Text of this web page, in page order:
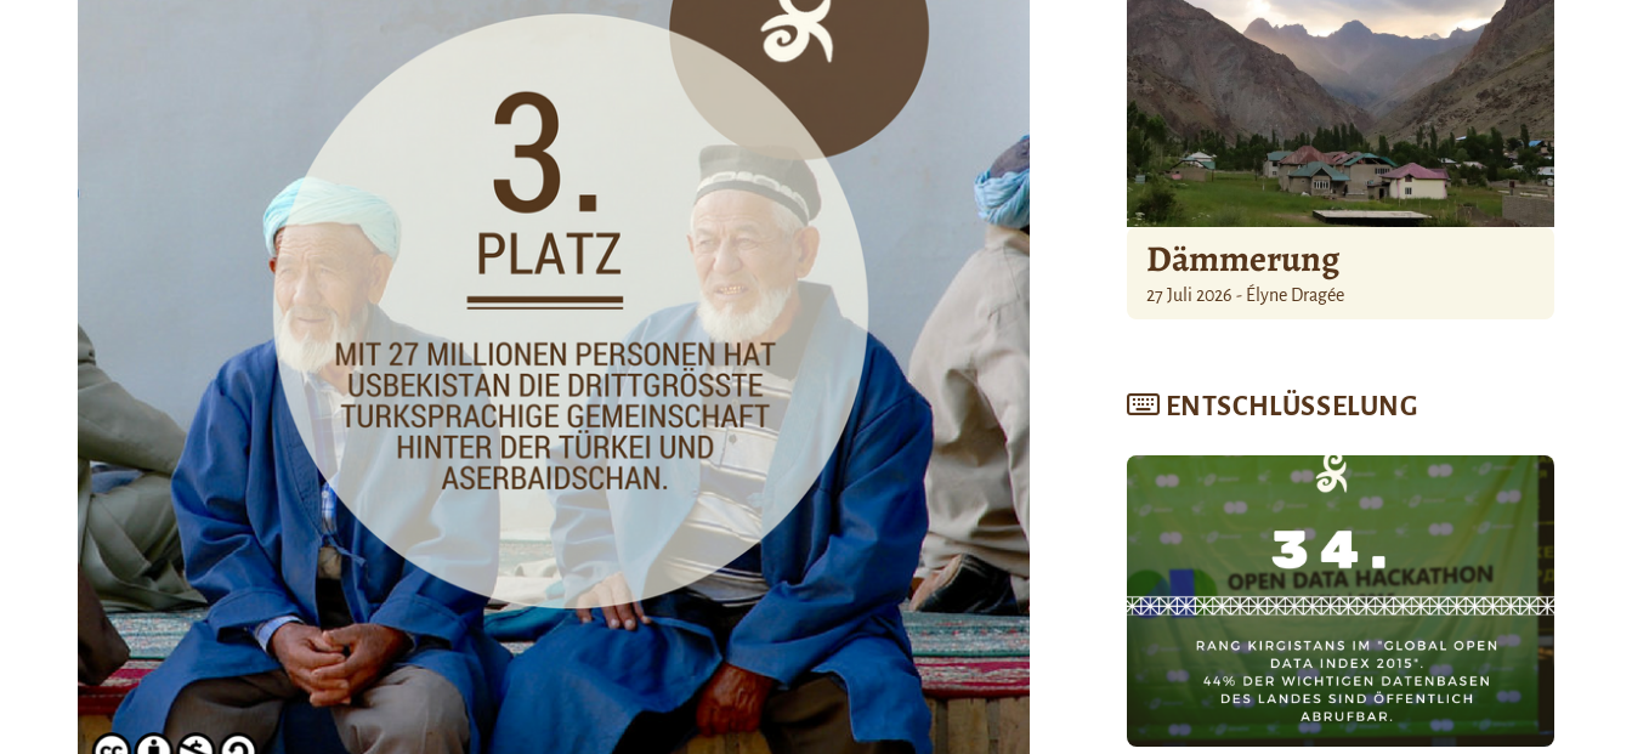
Dämmerung
27 Juli 2026 - Élyne Dragée
ENTSCHLÜSSELUNG